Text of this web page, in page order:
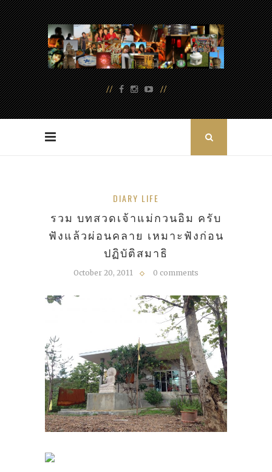
DIARY LIFE
รวม บทสวดเจ้าแม่กวนอิม ครับ
ฟังแล้วผ่อนคลาย เหมาะฟังก่อน
ปฏิบัติสมาธิ
October 20, 2011 0 comments